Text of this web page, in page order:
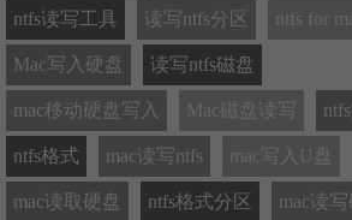
ntfs读写工具 读写ntfs分区 ntfs for
Mac写入硬盘 读写ntfs磁盘
mac移动硬盘写入 Mac磁盘读写
ntfs格式 mac读写ntfs mac写入U盘
mac读取硬盘 ntfs格式分区 mac读写